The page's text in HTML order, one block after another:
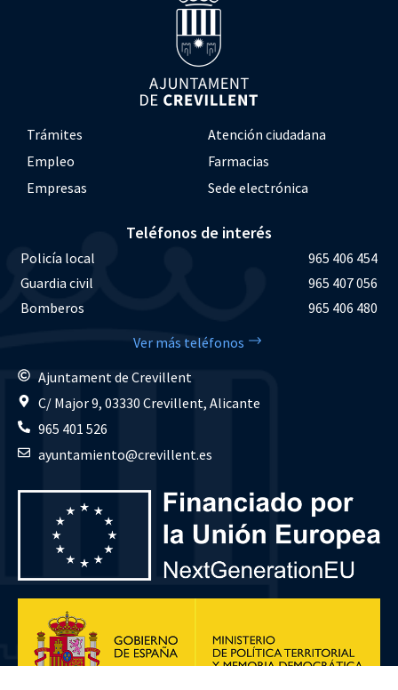
Trámites
Atención ciudadana
Empleo
Farmacias
Empresas
Sede electrónica
Teléfonos de interés
Policía local
965 406 454
Guardia civil
965 407 056
Bomberos
965 406 480
Ver más teléfonos
Ajuntament de Crevillent
C/ Major 9, 03330 Crevillent, Alicante
965 401 526
ayuntamiento@crevillent.es